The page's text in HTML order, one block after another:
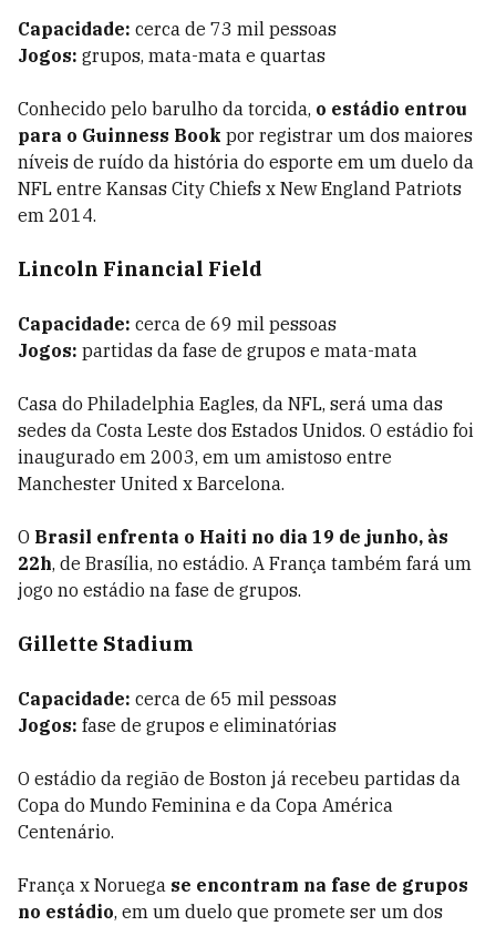
Capacidade: cerca de 73 mil pessoas
Jogos: grupos, mata-mata e quartas
Conhecido pelo barulho da torcida, o estádio entrou
para o Guinness Book por registrar um dos maiores
níveis de ruído da história do esporte em um duelo da
NFL entre Kansas City Chiefs x New England Patriots
em 2014.
Lincoln Financial Field
Capacidade: cerca de 69 mil pessoas
Jogos: partidas da fase de grupos e mata-mata
Casa do Philadelphia Eagles, da NFL, será uma das
sedes da Costa Leste dos Estados Unidos. O estádio foi
inaugurado em 2003, em um amistoso entre
Manchester United x Barcelona.
O Brasil enfrenta o Haiti no dia 19 de junho, às
22h, de Brasília, no estádio. A França também fará um
jogo no estádio na fase de grupos.
Gillette Stadium
Capacidade: cerca de 65 mil pessoas
Jogos: fase de grupos e eliminatórias
O estádio da região de Boston já recebeu partidas da
Copa do Mundo Feminina e da Copa América
Centenário.
França x Noruega se encontram na fase de grupos
no estádio, em um duelo que promete ser um dos